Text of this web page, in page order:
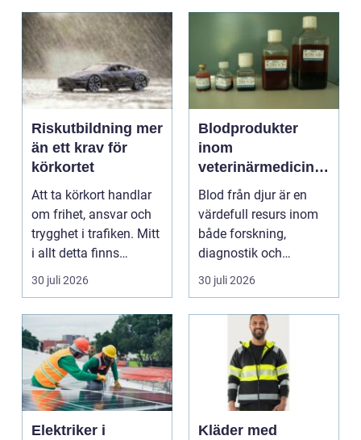
Riskutbildning mer
än ett krav för
körkortet
Att ta körkort handlar
om frihet, ansvar och
trygghet i trafiken. Mitt
i allt detta finns
riskutbild...
30 juli 2026
Blodprodukter
inom
veterinärmedicin
funktion, kvalitet
och användning
Blod från djur är en
värdefull resurs inom
både forskning,
diagnostik och
veterinärmedicin. När
blod...
30 juli 2026
Elektriker i
Kläder med